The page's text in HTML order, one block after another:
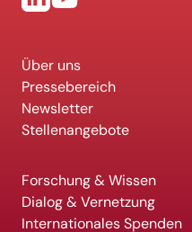
Über uns
Pressebereich
Newsletter
Stellenangebote
Forschung & Wissen
Dialog & Vernetzung
Internationales Spenden